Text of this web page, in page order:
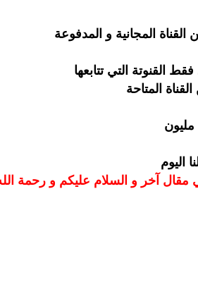
القنوتة التي تتابعها
المتاحة
اليوم